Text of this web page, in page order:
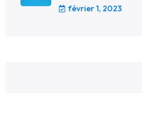
février 1, 2023